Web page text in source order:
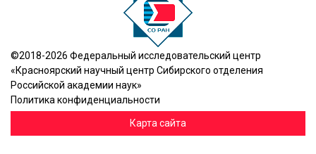
©2018-2026 Федеральный исследовательский центр
«Красноярский научный центр Сибирского отделения
Российской академии наук»
Политика конфиденциальности
Карта сайта